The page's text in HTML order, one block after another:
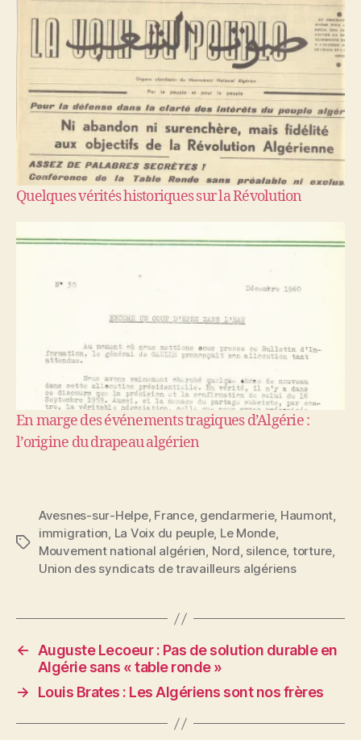
Quelques vérités historiques sur la Révolution
En marge des événements tragiques d’Algérie :
l’origine du drapeau algérien
Étiquettes
Avesnes-sur-Helpe, France, gendarmerie, Haumont,
immigration, La Voix du peuple, Le Monde,
Mouvement national algérien, Nord, silence, torture,
Union des syndicats de travailleurs algériens
← Auguste Lecoeur : Pas de solution durable en
Algérie sans « table ronde »
→
Louis Brates : Les Algériens sont nos frères